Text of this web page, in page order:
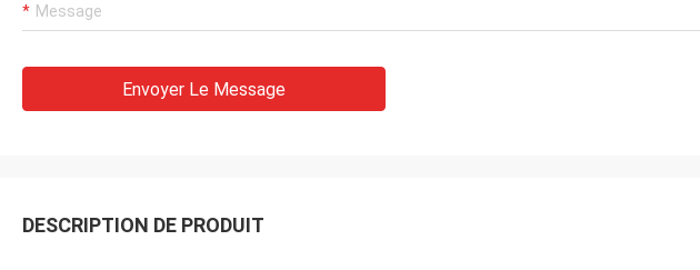
Envoyer Le Message
DESCRIPTION DE PRODUIT